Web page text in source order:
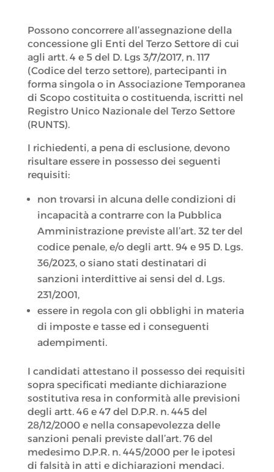
Possono concorrere all’assegnazione della
concessione gli Enti del Terzo Settore di cui
agli artt. 4 e 5 del D. Lgs 3/7/2017, n. 117
(Codice del terzo settore), partecipanti in
forma singola o in Associazione Temporanea
di Scopo costituita o costituenda, iscritti nel
Registro Unico Nazionale del Terzo Settore
(RUNTS).
I richiedenti, a pena di esclusione, devono
risultare essere in possesso dei seguenti
requisiti:
non trovarsi in alcuna delle condizioni di
incapacità a contrarre con la Pubblica
Amministrazione previste all’art. 32 ter del
codice penale, e/o degli artt. 94 e 95 D. Lgs.
36/2023, o siano stati destinatari di
sanzioni interdittive ai sensi del d. Lgs.
231/2001,
essere in regola con gli obblighi in materia
di imposte e tasse ed i conseguenti
adempimenti.
I candidati attestano il possesso dei requisiti
sopra specificati mediante dichiarazione
sostitutiva resa in conformità alle previsioni
degli artt. 46 e 47 del D.P.R. n. 445 del
28/12/2000 e nella consapevolezza delle
sanzioni penali previste dall’art. 76 del
medesimo D.P.R. n. 445/2000 per le ipotesi
di falsità in atti e dichiarazioni mendaci.